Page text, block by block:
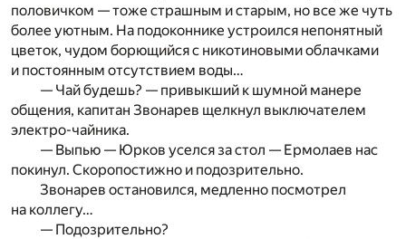
половичком — тоже страшным и старым, но все же чуть
более уютным. На подоконнике устроился непонятный
цветок, чудом борющийся с никотиновыми облачками
и постоянным отсутствием воды…
— Чай будешь? — привыкший к шумной манере
общения, капитан Звонарев щелкнул выключателем
электро-чайника.
— Выпью — Юрков уселся за стол — Ермолаев нас
покинул. Скоропостижно и подозрительно.
Звонарев остановился, медленно посмотрел
на коллегу…
— Подозрительно?